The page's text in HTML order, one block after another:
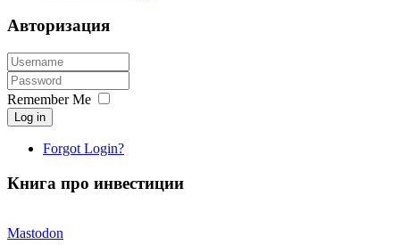
Авторизация
Remember Me
Log in
Forgot Login?
Книга про инвестиции
Mastodon